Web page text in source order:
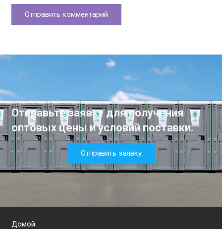
Отправить комментарий
Отправьте заявку для получения
оптовых цены и условий поставки.
Отправить заявку
Домой